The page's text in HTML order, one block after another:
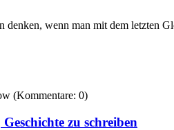
denken, wenn man mit dem letzten
(Kommentare: 0)
zu schreiben